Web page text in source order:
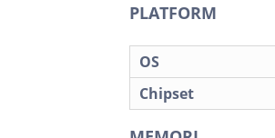
PLATFORM
OS
Chipset